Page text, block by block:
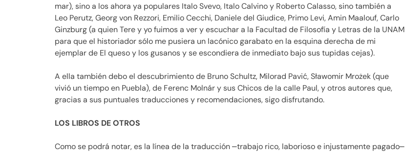
mar), sino a los ahora ya populares Italo Svevo, Italo Calvino y Roberto Calasso, sino también a
Leo Perutz, Georg von Rezzori, Emilio Cecchi, Daniele del Giudice, Primo Levi, Amin Maalouf, Carlo
Ginzburg (a quien Tere y yo fuimos a ver y escuchar a la Facultad de Filosofía y Letras de la UNAM
para que el historiador sólo me pusiera un lacónico garabato en la esquina derecha de mi
ejemplar de El queso y los gusanos y se escondiera de inmediato bajo sus tupidas cejas).
A ella también debo el descubrimiento de Bruno Schultz, Milorad Pavić, Sławomir Mrożek (que
vivió un tiempo en Puebla), de Ferenc Molnár y sus Chicos de la calle Paul, y otros autores que,
gracias a sus puntuales traducciones y recomendaciones, sigo disfrutando.
LOS LIBROS DE OTROS
Como se podrá notar, es la línea de la traducción ⎼trabajo rico, laborioso e injustamente pagado⎼